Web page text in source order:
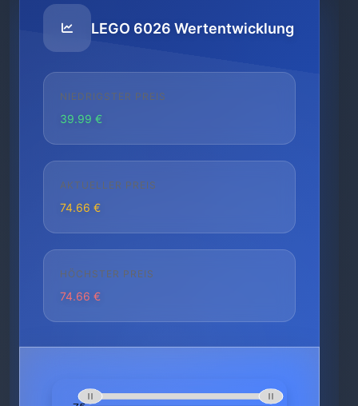
LEGO 6026 Wertentwicklung
NIEDRIGSTER PREIS
39.99 €
AKTUELLER PREIS
74.66 €
HÖCHSTER PREIS
74.66 €